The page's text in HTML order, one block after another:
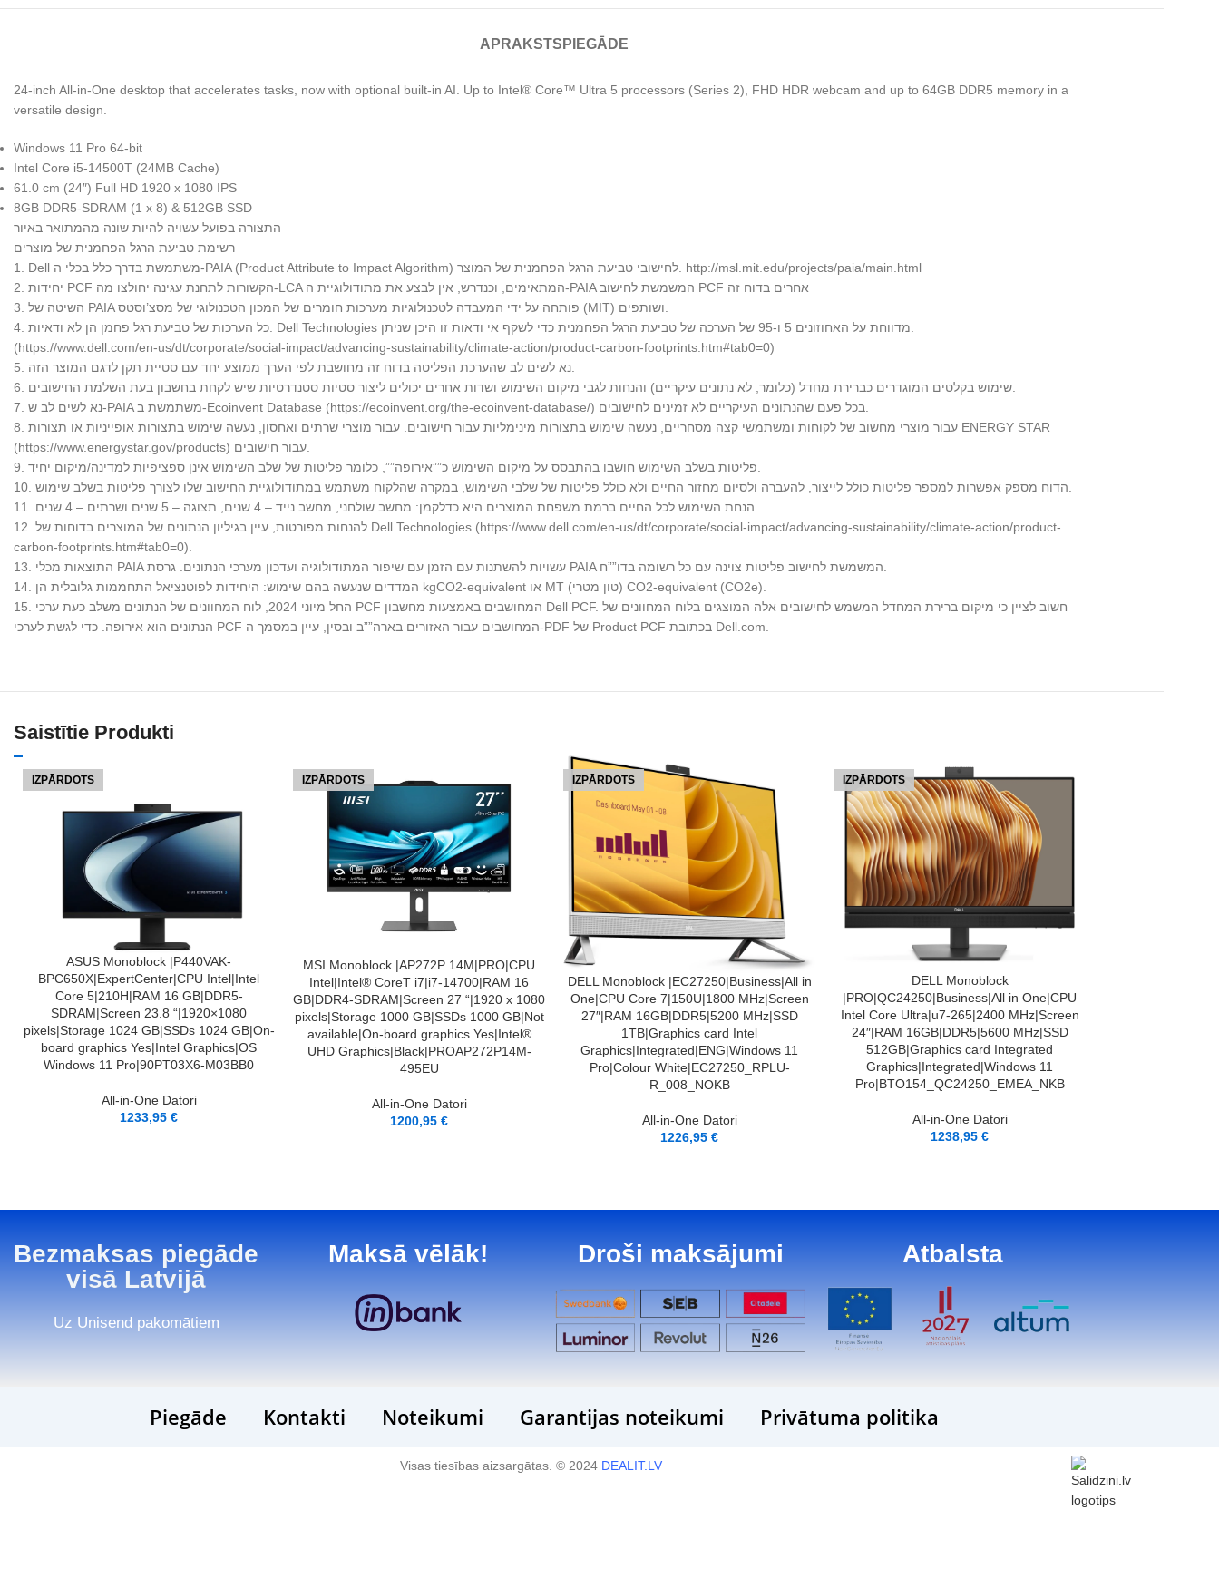
APRAKSTS PIEGĀDE
24-inch All-in-One desktop that accelerates tasks, now with optional built-in AI. Up to Intel® Core™ Ultra 5 processors (Series 2), FHD HDR webcam and up to 64GB DDR5 memory in a
versatile design.
Windows 11 Pro 64-bit
Intel Core i5-14500T (24MB Cache)
61.0 cm (24″) Full HD 1920 x 1080 IPS
8GB DDR5-SDRAM (1 x 8) & 512GB SSD
התצורה בפועל עשויה להיות שונה מהמתואר באיור
רשימת טביעת הרגל הפחמנית של מוצרים
1. Dell משתמשת בדרך כלל בכלי ה-PAIA ‏(Product Attribute to Impact Algorithm) לחישובי טביעת הרגל הפחמנית של המוצר. http://msl.mit.edu/projects/paia/main.html
2. יחידות PCF הקשורות לתחנת עגינה יחולצו מה-LCA המתאימים, וכנדרש, אין לבצע את מתודולוגיית ה-PAIA המשמשת לחישוב PCF אחרים בדוח זה
(https://www.dell.com/en-us/dt/corporate/social-impact/advancing-sustainability/climate-action/product-carbon-footprints.htm#tab0=0)
8. עבור מוצרי מחשוב של לקוחות ומשתמשי קצה מסחריים, נעשה שימוש בתצורות מינימליות עבור חישובים. עבור מוצרי שרתים ואחסון, נעשה שימוש בתצורות אופייניות או תצורות ENERGY STAR
12. להנחות מפורטות, עיין בגיליון הנתונים של המוצרים בדוחות של Dell Technologies (https://www.dell.com/en-us/dt/corporate/social-impact/advancing-sustainability/climate-action/product-
carbon-footprints.htm#tab0=0).
14. המדדים שנעשה בהם שימוש: היחידות לפוטנציאל התחממות גלובלית הן kgCO2-equivalent או MT (טון מטרי) CO2-equivalent (CO2e).
15. החל מיוני 2024, לוח המחוונים של הנתונים משלב כעת ערכי PCF המחושבים באמצעות מחשבון Dell PCF. חשוב לציין כי מיקום ברירת המחדל המשמש לחישובים אלה המוצגים בלוח המחוונים של
הנתונים הוא אירופה. כדי לגשת לערכי PCF המחושבים עבור האזורים בארה””ב ובסין, עיין במסמך ה-PDF של Product PCF בכתובת Dell.com.
Saistītie Produkti
IZPĀRDOTS
LASĪT VAIRĀKASUS Monoblock |P440VAK-
BPC650X|ExpertCenter|CPU Intel|Intel
Core 5|210H|RAM 16 GB|DDR5-
SDRAM|Screen 23.8 “|1920×1080
pixels|Storage 1024 GB|SSDs 1024 GB|On-
board graphics Yes|Intel Graphics|OS
Windows 11 Pro|90PT03X6-M03BB0
All-in-One Datori
1233,95 €
IZPĀRDOTS
LASĪT VAIRĀK
MSI Monoblock |AP272P 14M|PRO|CPU
Intel|Intel® CoreT i7|i7-14700|RAM 16
GB|DDR4-SDRAM|Screen 27 “|1920 x 1080
pixels|Storage 1000 GB|SSDs 1000 GB|Not
available|On-board graphics Yes|Intel®
UHD Graphics|Black|PROAP272P14M-
495EU
All-in-One Datori
1200,95 €
IZPĀRDOTS
LASĪT VAIRĀK
DELL Monoblock |EC27250|Business|All in
One|CPU Core 7|150U|1800 MHz|Screen
27″|RAM 16GB|DDR5|5200 MHz|SSD
1TB|Graphics card Intel
Graphics|Integrated|ENG|Windows 11
Pro|Colour White|EC27250_RPLU-
R_008_NOKB
All-in-One Datori
1226,95 €
IZPĀRDOTS
DELL Monoblock
|PRO|QC24250|Business|All in One|CPU
Intel Core Ultra|u7-265|2400 MHz|Screen
24″|RAM 16GB|DDR5|5600 MHz|SSD
512GB|Graphics card Integrated
Graphics|Integrated|Windows 11
Pro|BTO154_QC24250_EMEA_NKB
All-in-One Datori
1238,95 €
Bezmaksas piegāde
visā Latvijā
Uz Unisend pakomātiem
Maksā vēlāk! Droši maksājumi Atbalsta
Piegāde Kontakti Noteikumi Garantijas noteikumi Privātuma politika
Visas tiesības aizsargātas. © 2024 DEALIT.LV